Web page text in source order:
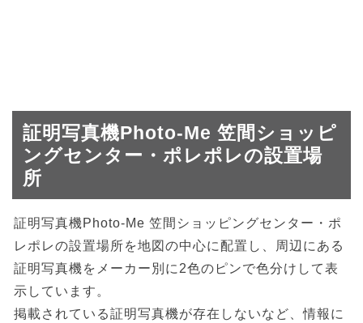
証明写真機Photo-Me 笠間ショッピ
ングセンター・ポレポレの設置場
所
証明写真機Photo-Me 笠間ショッピングセンター・ポ
レポレの設置場所を地図の中心に配置し、周辺にある
証明写真機をメーカー別に2色のピンで色分けして表
示しています。
掲載されている証明写真機が存在しないなど、情報に